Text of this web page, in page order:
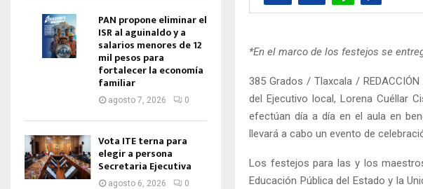
*En el marco de los festejos se
385 Grados / Tlaxcala /
del Ejecutivo local, Lorena Cuéllar
efectúan día a día en el aula en
llevará a cabo un evento de
Los festejos para las y los
Educación Pública del Estado y la
PAN propone eliminar el
ISR al aguinaldo y a
salarios menores de 12
mil pesos para
fortalecer la economía
familiar
agosto 7, 2026 0
Vota ITE terna para
elegir a persona
Secretaria Ejecutiva
agosto 6, 2026 0